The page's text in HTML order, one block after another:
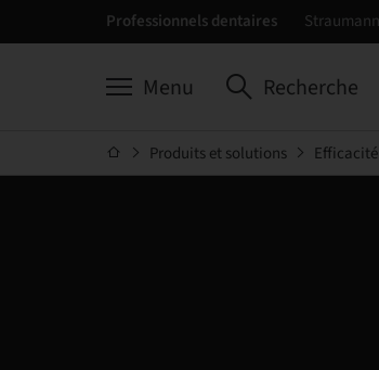
Professionnels dentaires
Menu Recherche
Produits et solutions